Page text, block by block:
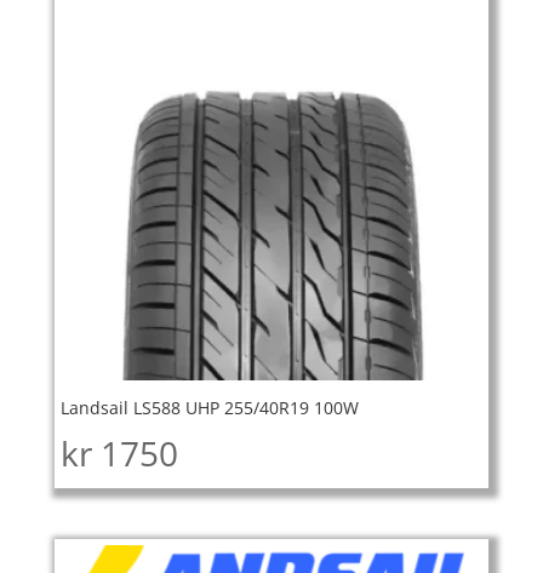
Landsail LS588 UHP 255/40R19 100W
kr 1750